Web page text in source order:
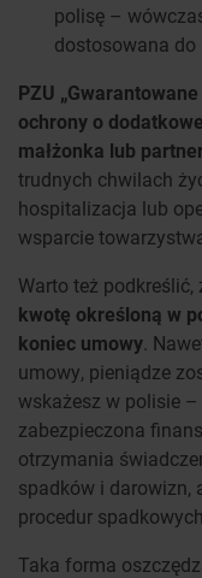
polisę –
dostosowana do
PZU
ochrony o
małżonka lub
trudnych chwilach
hospitalizacja lub
wsparcie
Warto też podkreślić,
kwotę określoną w
koniec umowy .
umowy, pieniądze
wskażesz w polisie
zabezpieczona
otrzymania
spadków i darowizn,
procedur spadkowych.
Taka forma